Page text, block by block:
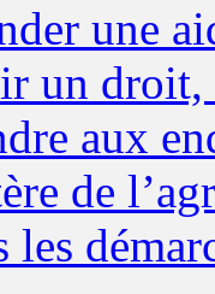
une
un droit,
aux
de
les